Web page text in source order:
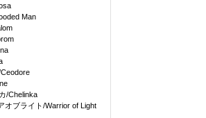
Man
/Chelinka
オブライト/Warrior of Light